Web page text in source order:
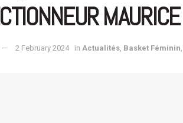
MAURICE
2 February 2024 in Actualités Basket Féminin